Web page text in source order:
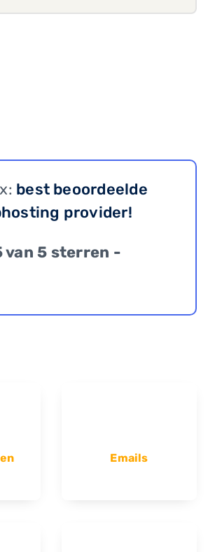
best beoordeelde
provider!
van 5 sterren -
Emails